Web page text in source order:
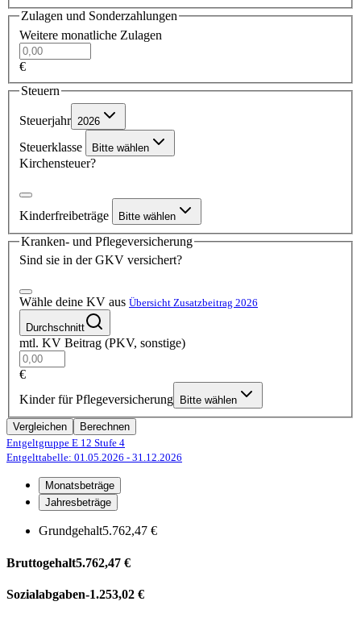
Zulagen und Sonderzahlungen
Weitere monatliche Zulagen
€
Steuern
Steuerjahr 2026
Steuerklasse Bitte wählen
Kirchensteuer?
Kinderfreibeträge Bitte wählen
Kranken- und Pflegeversicherung
Sind sie in der GKV versichert?
Wähle deine KV aus Übersicht Zusatzbeitrag 2026
Durchschnitt
mtl. KV Beitrag (PKV, sonstige)
€
Kinder für Pflegeversicherung
Bitte wählen
Vergleichen
Berechnen
Entgeltgruppe E 12 Stufe 4
Entgelttabelle: 01.05.2026 - 31.12.2026
Monatsbeträge
Jahresbeträge
Grundgehalt5.762,47 €
Bruttogehalt5.762,47 €
Sozialabgaben-1.253,02 €